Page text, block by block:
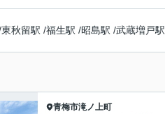
東秋留駅 /福生駅 /昭島駅 /武蔵増戸駅
青梅市滝ノ上町